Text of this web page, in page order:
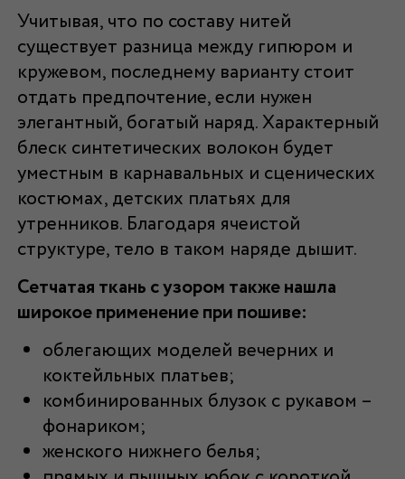
Учитывая, что по составу нитей
существует разница между гипюром и
кружевом, последнему варианту стоит
отдать предпочтение, если нужен
элегантный, богатый наряд. Характерный
блеск синтетических волокон будет
уместным в карнавальных и сценических
костюмах, детских платьях для
утренников. Благодаря ячеистой
структуре, тело в таком наряде дышит.
Сетчатая ткань с узором также нашла
широкое применение при пошиве:
облегающих моделей вечерних и
коктейльных платьев;
комбинированных блузок с рукавом –
фонариком;
женского нижнего белья;